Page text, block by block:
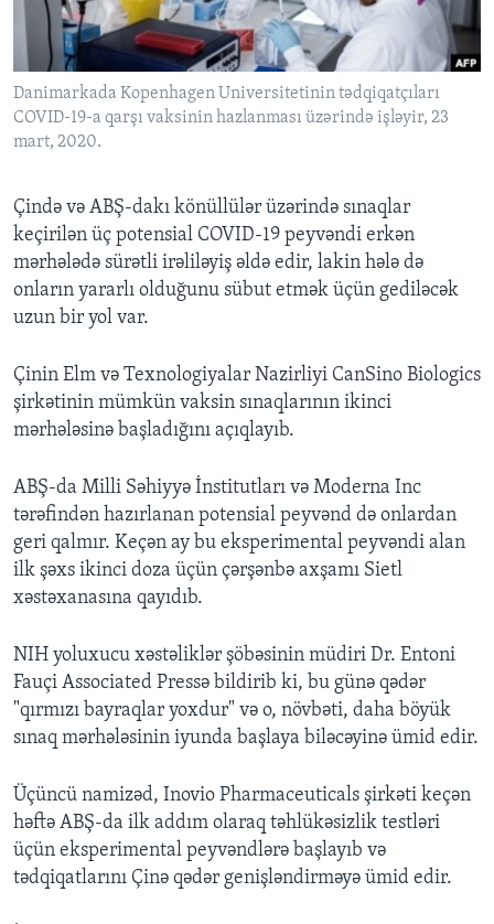
BIZI IZLƏYIN
Danimarkada Kopenhagen Universitetinin tədqiqatçıları
COVID-19-a qarşı vaksinin hazlanması üzərində işləyir, 23
mart, 2020.
Çində və ABŞ-dakı könüllülər üzərində sınaqlar
keçirilən üç potensial COVID-19 peyvəndi erkən
mərhələdə sürətli irəliləyiş əldə edir, lakin hələ də
onların yararlı olduğunu sübut etmək üçün gediləcək
uzun bir yol var.
Çinin Elm və Texnologiyalar Nazirliyi CanSino Biologics
şirkətinin mümkün vaksin sınaqlarının ikinci
mərhələsinə başladığını açıqlayıb.
ABŞ-da Milli Səhiyyə İnstitutları və Moderna Inc
tərəfindən hazırlanan potensial peyvənd də onlardan
geri qalmır. Keçən ay bu eksperimental peyvəndi alan
ilk şəxs ikinci doza üçün çərşənbə axşamı Sietl
xəstəxanasına qayıdıb.
NIH yoluxucu xəstəliklər şöbəsinin müdiri Dr. Entoni
Fauçi Associated Pressə bildirib ki, bu günə qədər
"qırmızı bayraqlar yoxdur" və o, növbəti, daha böyük
sınaq mərhələsinin iyunda başlaya biləcəyinə ümid edir.
Üçüncü namizəd, Inovio Pharmaceuticals şirkəti keçən
həftə ABŞ-da ilk addım olaraq təhlükəsizlik testləri
üçün eksperimental peyvəndlərə başlayıb və
tədqiqatlarını Çinə qədər genişləndirməyə ümid edir.